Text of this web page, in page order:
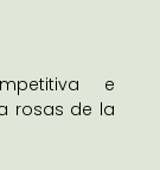
e
rosas de la